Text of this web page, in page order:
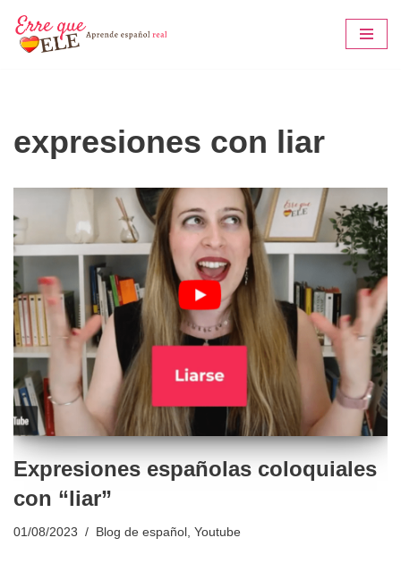
Saltar
expresiones con liar
Expresiones españolas coloquiales
con “liar”
01/08/2023 Blog de español , Youtube